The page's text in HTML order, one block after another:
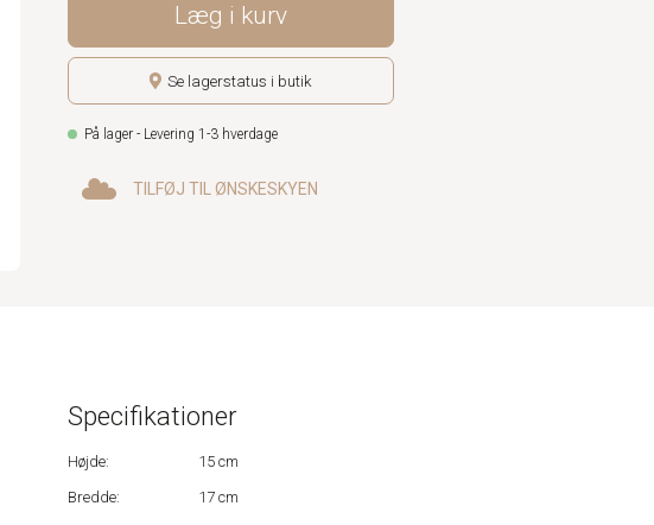
Læg i kurv
Se lagerstatus i butik
På lager - Levering 1-3 hverdage
TILFØJ TIL ØNSKESKYEN
Specifikationer
Højde:
15 cm
Bredde:
17 cm